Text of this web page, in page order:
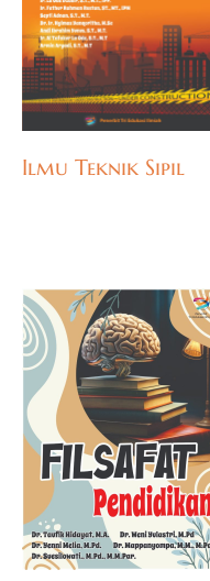
Ilmu Teknik Sipil